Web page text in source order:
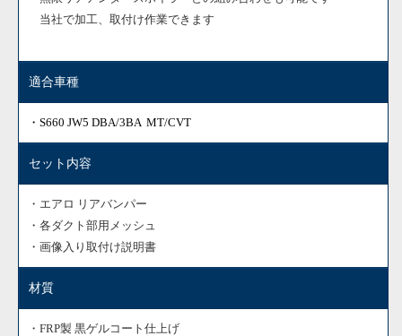
当社で加工、取付け作業できます
適合車種
・S660 JW5 DBA/3BA MT/CVT
セット内容
・エアロ リアバンパー
・各ダクト部用メッシュ
・画像入り取付け説明書
材質
・FRP製 黒ゲルコート仕上げ